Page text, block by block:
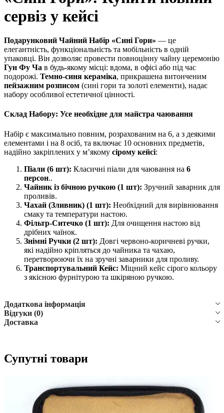
сервіз у кейсі
Подарунковий Чайний Набір «Сині Гори» — це
елегантність, функціональність та мобільність в одній
упаковці. Він дозволяє провести повноцінну чайну церемонію
Гун Фу Ча в будь-якому місці: вдома, в офісі або під час
подорожі. Темно-синя кераміка, прикрашена витонченим
пейзажним розписом (сині гори та золоті елементи), надає
набору особливої естетичної цінності.
Склад Набору: Усе необхідне для майстра чаювання
Набір є максимально повним, розрахованим на 6, а з деякими
елементами і на 8 осіб, та включає 10 основних предметів,
надійно закріплених у м’якому сірому кейсі:
Піали (6 шт): Класичні піали для чаювання на 6
персон..
Чайник із бічною ручкою (1 шт): Зручний заварник для
проливів.
Чахай (Зливник) (1 шт): Необхідний для вирівнювання
смаку та температури настою.
Фільтр-Ситечко (1 шт): Для очищення настою від
дрібних чаїнок.
Знімні Ручки (2 шт): Довгі червоно-коричневі ручки,
які надійно кріпляться до чайника та чахаю,
перетворюючи їх на зручні заварники для проливу.
Транспортувальний Кейс: Міцний кейс сірого кольору
з якісною фурнітурою та шкіряною ручкою.
Додаткова інформація
Відгуки (0)
Доставка
Супутні товари